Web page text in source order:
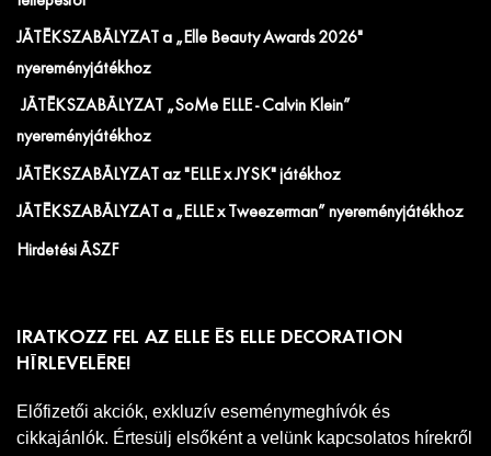
JÁTÉKSZABÁLYZAT a „Elle Beauty Awards 2026"
nyereményjátékhoz
JÁTÉKSZABÁLYZAT „SoMe ELLE - Calvin Klein”
nyereményjátékhoz
JÁTÉKSZABÁLYZAT az "ELLE x JYSK" játékhoz
JÁTÉKSZABÁLYZAT a „ELLE x Tweezerman” nyereményjátékhoz
Hirdetési ÁSZF
IRATKOZZ FEL AZ ELLE ÉS ELLE DECORATION
HÍRLEVELÉRE!
Előfizetői akciók, exkluzív eseménymeghívók és
cikkajánlók. Értesülj elsőként a velünk kapcsolatos hírekről